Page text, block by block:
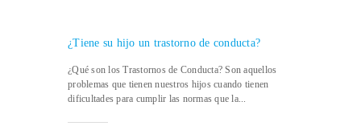
¿Tiene su hijo un trastorno de conducta?
¿Qué son los Trastornos de Conducta? Son aquellos
problemas que tienen nuestros hijos cuando tienen
dificultades para cumplir las normas que la...